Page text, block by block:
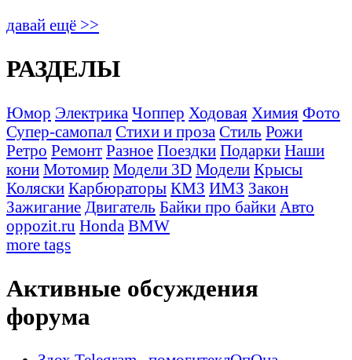
давай ещё >>
РАЗДЕЛЫ
Юмор Электрика Чоппер Ходовая Химия Фото
Супер-самопал Стихи и проза Стиль Рожи
Ретро Ремонт Разное Поездки Подарки Наши
кони Мотомир Модели 3D Модели Крысы
Коляски Карбюраторы КМЗ ИМЗ Закон
Зажигание Двигатель Байки про байки Авто
oppozit.ru Honda BMW
more tags
Активные обсуждения
форума